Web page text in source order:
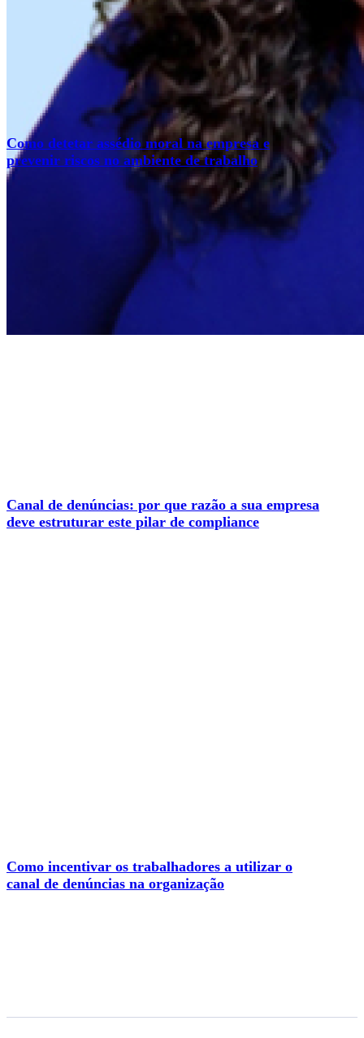
Como detetar assédio moral na empresa e
prevenir riscos no ambiente de trabalho
Canal de denúncias: por que razão a sua empresa
deve estruturar este pilar de compliance
Como incentivar os trabalhadores a utilizar o
canal de denúncias na organização